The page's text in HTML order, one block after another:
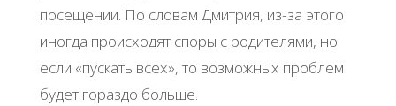
посещении. По словам Дмитрия, из-за этого
иногда происходят споры с родителями, но
если «пускать всех», то возможных проблем
будет гораздо больше.